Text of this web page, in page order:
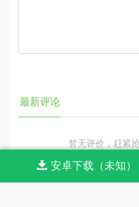
最新评论
暂无评价，赶紧
安卓下载（未知）